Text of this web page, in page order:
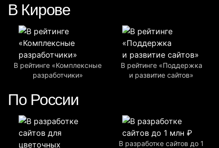
В Кирове
В рейтинге «Комплексные
разработчики»
В рейтинге «Поддержка
и развитие сайтов»
По России
В разработке сайтов до 1